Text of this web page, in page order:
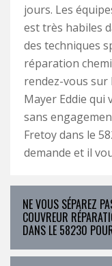
jours. Les
est très habiles
des techniques
réparation
rendez-vous
Mayer Eddie qui
sans
Fretoy dans le
demande et il
NE VOUS SÉPAREZ
COUVREUR
DANS LE 58230